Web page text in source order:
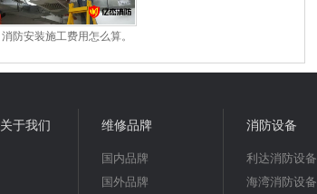
消防安装施工费用怎么算。
关于我们 维修品牌
国内品牌
国外品牌
消防设备
利达消防设备
海湾消防设备